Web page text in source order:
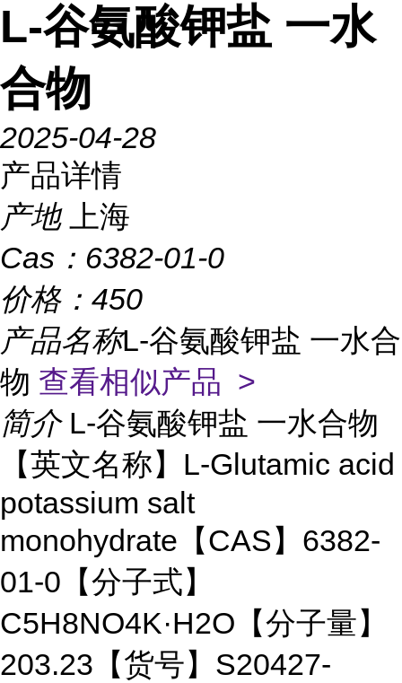
L-谷氨酸钾盐 一水
合物
2025-04-28
产品详情
产地
上海
Cas： 6382-01-0
价格： 450
产品名称L-谷氨酸钾盐 一水合
物 查看相似产品 >
简介 L-谷氨酸钾盐 一水合物
【英文名称】L-Glutamic acid
potassium salt
monohydrate【CAS】6382-
01-0【分子式】
C5H8NO4K·H2O【分子量】
203.23【货号】S20427-